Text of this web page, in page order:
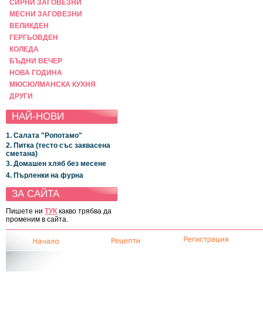
СИРНИ ЗАГОВЕЗНИ
МЕСНИ ЗАГОВЕЗНИ
ВЕЛИКДЕН
ГЕРГЬОВДЕН
КОЛЕДА
БЪДНИ ВЕЧЕР
НОВА ГОДИНА
МЮСЮЛМАНСКА КУХНЯ
ДРУГИ
НАЙ-НОВИ
1. Салата "Ропотамо"
2. Питка (тесто със заквасена
сметана)
3. Домашен хляб без месене
4. Пърленки на фурна
ЗА САЙТА
Пишете ни ТУК какво трябва да
променим в сайта.